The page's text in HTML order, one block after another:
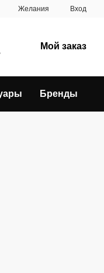
Желания Вход
Мой заказ
Бренды